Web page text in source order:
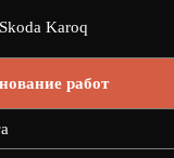
Karoq
работ